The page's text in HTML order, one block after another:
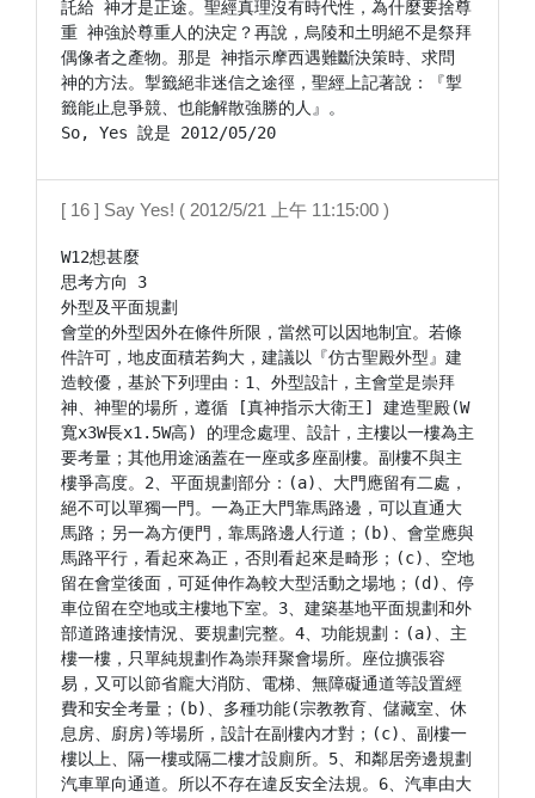
託給 神才是正途。聖經真理沒有時代性，為什麼要捨尊
重 神強於尊重人的決定？再說，烏陵和土明絕不是祭拜
偶像者之產物。那是 神指示摩西遇難斷決策時、求問
神的方法。掣籤絕非迷信之途徑，聖經上記著說：『掣
籤能止息爭競、也能解散強勝的人』。
[ 16 ] Say Yes! ( 2012/5/21 上午 11:15:00 )
W12想甚麼
思考方向 3
外型及平面規劃
會堂的外型因外在條件所限，當然可以因地制宜。若條
件許可，地皮面積若夠大，建議以『仿古聖殿外型』建
造較優，基於下列理由：1、外型設計，主會堂是崇拜
神、神聖的場所，遵循 [真神指示大衛王] 建造聖殿(W
寬x3W長x1.5W高) 的理念處理、設計，主樓以一樓為主
要考量；其他用途涵蓋在一座或多座副樓。副樓不與主
樓爭高度。2、平面規劃部分：(a)、大門應留有二處，
絕不可以單獨一門。一為正大門靠馬路邊，可以直通大
馬路；另一為方便門，靠馬路邊人行道；(b)、會堂應與
馬路平行，看起來為正，否則看起來是畸形；(c)、空地
留在會堂後面，可延伸作為較大型活動之場地；(d)、停
車位留在空地或主樓地下室。3、建築基地平面規劃和外
部道路連接情況、要規劃完整。4、功能規劃：(a)、主
樓一樓，只單純規劃作為崇拜聚會場所。座位擴張容
易，又可以節省龐大消防、電梯、無障礙通道等設置經
費和安全考量；(b)、多種功能(宗教教育、儲藏室、休
息房、廚房)等場所，設計在副樓內才對；(c)、副樓一
樓以上、隔一樓或隔二樓才設廁所。5、和鄰居旁邊規劃
汽車單向通道。所以不存在違反安全法規。6、汽車由大